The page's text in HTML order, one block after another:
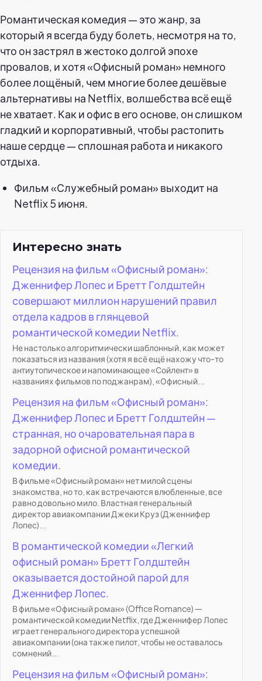
Романтическая комедия — это жанр, за
который я всегда буду болеть, несмотря на то,
что он застрял в жестоко долгой эпохе
провалов, и хотя «Офисный роман» немного
более лощёный, чем многие более дешёвые
альтернативы на Netflix, волшебства всё ещё
не хватает. Как и офис в его основе, он слишком
гладкий и корпоративный, чтобы растопить
наше сердце — сплошная работа и никакого
отдыха.
Фильм «Служебный роман» выходит на
Netflix 5 июня.
Интересно знать
Рецензия на фильм «Офисный роман»:
Дженнифер Лопес и Бретт Голдштейн
совершают миллион нарушений правил
отдела кадров в глянцевой
романтической комедии Netflix.
Не настолько алгоритмически шаблонный, как может
показаться из названия (хотя я всё ещё нахожу что-то
антиутопическое и напоминающее «Сойлент» в
названиях фильмов по поджанрам), «Офисный...
Рецензия на фильм «Офисный роман»:
Дженнифер Лопес и Бретт Голдштейн —
странная, но очаровательная пара в
задорной офисной романтической
комедии.
В фильме «Офисный роман» нет милой сцены
знакомства, но то, как встречаются влюбленные, все
равно довольно мило. Властная генеральный
директор авиакомпании Джеки Круз (Дженнифер
Лопес)...
В романтической комедии «Легкий
офисный роман» Бретт Голдштейн
оказывается достойной парой для
Дженнифер Лопес.
В фильме «Офисный роман» (Office Romance) —
романтической комедии Netflix, где Дженнифер Лопес
играет генерального директора успешной
авиакомпании (она также пилот, чтобы не оставалось
сомнений...
Рецензия на фильм «Офисный роман»: